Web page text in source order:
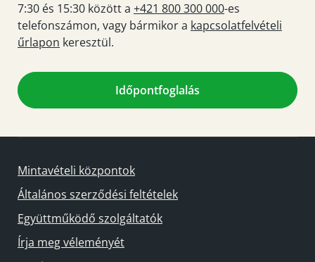
7:30 és 15:30 között a +421 800 300 000-es
telefonszámon, vagy bármikor a kapcsolatfelvételi
űrlapon keresztül.
Időpontfoglalás
Mintavételi központok
Általános szerződési feltételek
Együttműködő szolgáltatók
Írja meg véleményét